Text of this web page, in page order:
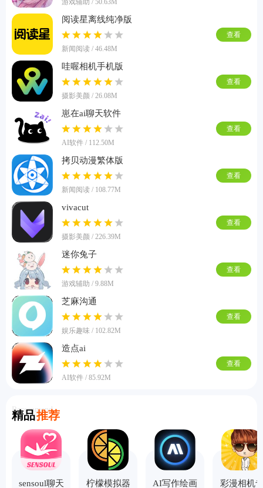
游戏辅助 / 50.63M
阅读星离线纯净版
新闻阅读 / 46.48M
查看
哇喔相机手机版
摄影美颜 / 26.08M
查看
崽在ai聊天软件
AI软件 / 112.50M
查看
拷贝动漫繁体版
新闻阅读 / 108.77M
查看
vivacut
摄影美颜 / 226.39M
查看
迷你兔子
游戏辅助 / 9.88M
查看
芝麻沟通
娱乐趣味 / 102.82M
查看
造点ai
AI软件 / 85.92M
查看
精品推荐
Recommend
sensoul聊天
柠檬模拟器
AI写作绘画
彩漫相机